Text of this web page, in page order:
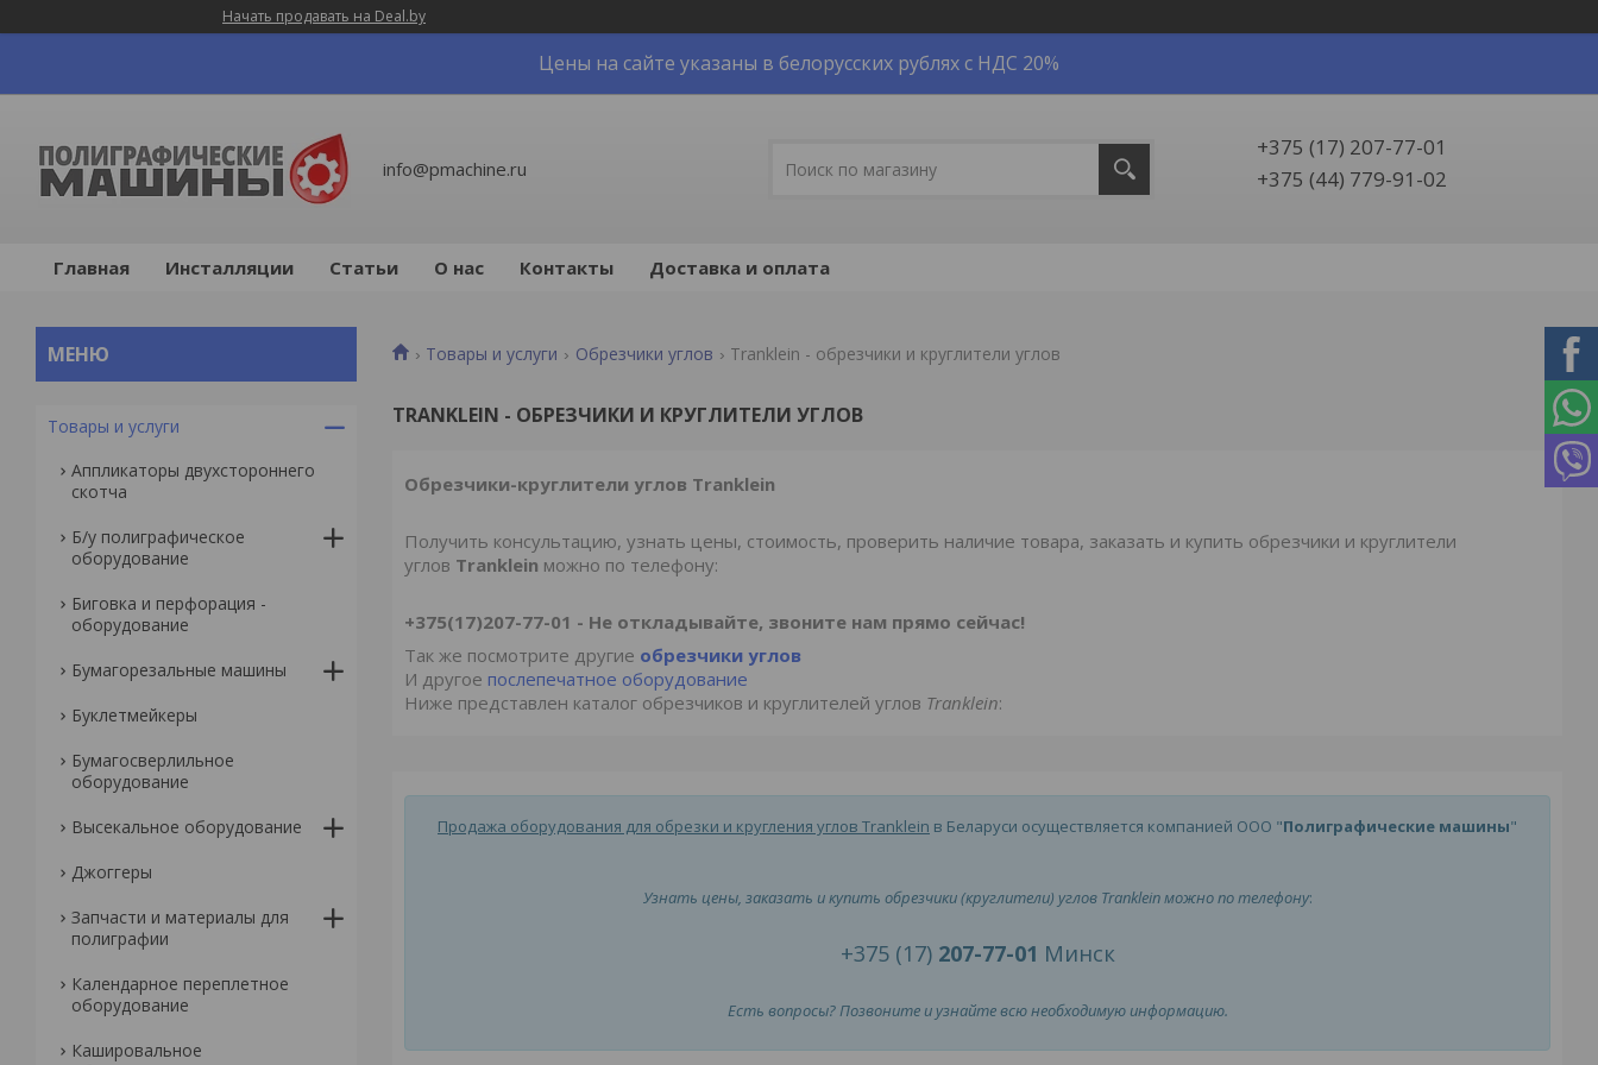
Начать продавать на Deal.by
Цены на сайте указаны в белорусских рублях с НДС 20%
info@pmachine.ru
+375 (17) 207-77-01
+375 (44) 779-91-02
Главная Инсталляции Статьи О нас Контакты Доставка и оплата
Товары и услуги Обрезчики углов Tranklein - обрезчики и круглители углов
TRANKLEIN - ОБРЕЗЧИКИ И КРУГЛИТЕЛИ УГЛОВ
Обрезчики-круглители углов Tranklein
Получить консультацию, узнать цены, стоимость, проверить наличие товара, заказать и купить обрезчики и круглители
углов Tranklein можно по телефону:
+375(17)207-77-01 - Не откладывайте, звоните нам прямо сейчас!
Так же посмотрите другие обрезчики углов
И другое послепечатное оборудование
Ниже представлен каталог обрезчиков и круглителей углов Tranklein:
Продажа оборудования для обрезки и кругления углов Tranklein в Беларуси осуществляется компанией ООО "Полиграфические машины"
Узнать цены, заказать и купить обрезчики (круглители) углов Tranklein можно по телефону:
+375 (17) 207-77-01 Минск
Есть вопросы? Позвоните и узнайте всю необходимую информацию.
Товары и услуги
Аппликаторы двухстороннего
скотча
Б/у полиграфическое
оборудование
Биговка и перфорация -
оборудование
Бумагорезальные машины
Буклетмейкеры
Бумагосверлильное
оборудование
Высекальное оборудование
Джоггеры
Запчасти и материалы для
полиграфии
Календарное переплетное
оборудование
Кашировальное